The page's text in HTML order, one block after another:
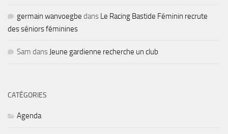
germain wanvoegbe dans Le Racing Bastide Féminin recrute
des séniors féminines
Sam dans Jeune gardienne recherche un club
CATÉGORIES
Agenda